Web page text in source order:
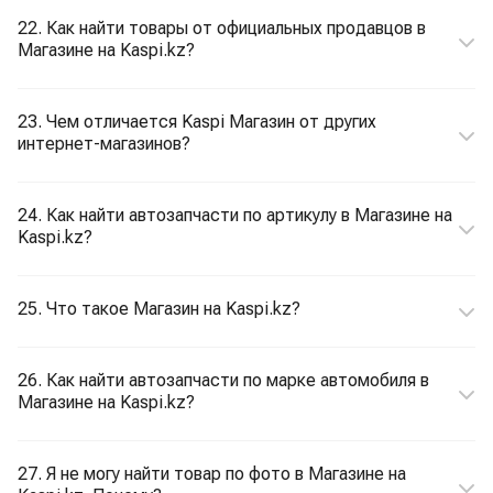
22. Как найти товары от официальных продавцов в
Магазине на Kaspi.kz?
23. Чем отличается Kaspi Магазин от других
интернет-магазинов?
24. Как найти автозапчасти по артикулу в Магазине на
Kaspi.kz?
25. Что такое Магазин на Kaspi.kz?
26. Как найти автозапчасти по марке автомобиля в
Магазине на Kaspi.kz?
27. Я не могу найти товар по фото в Магазине на